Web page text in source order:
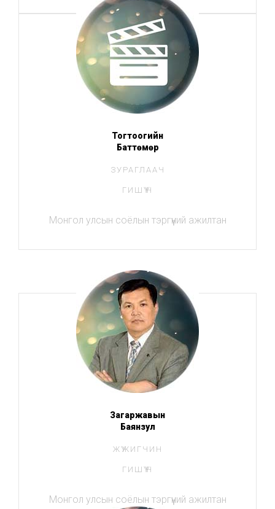
Тогтоогийн
Баттөмөр
ЗУРАГЛААЧ
ГИШҮҮН
Монгол улсын соёлын тэргүүний ажилтан
Загаржавын
Баянзул
ЖҮЖИГЧИН
ГИШҮҮН
Монгол улсын соёлын тэргүүний ажилтан